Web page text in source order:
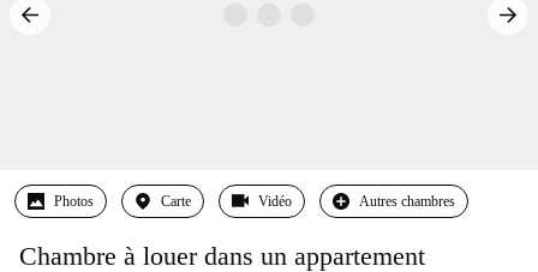
Photos Carte Vidéo Autres chambres
Chambre à louer dans un appartement